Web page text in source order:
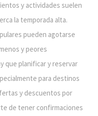
y actividades suelen
la temporada alta.
pueden agotarse
y peores
que planificar y reservar
para destinos
y descuentos por
de tener confirmaciones